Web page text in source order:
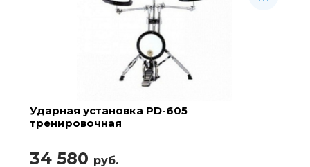
Ударная установка PD-605
тренировочная
34 580 руб.